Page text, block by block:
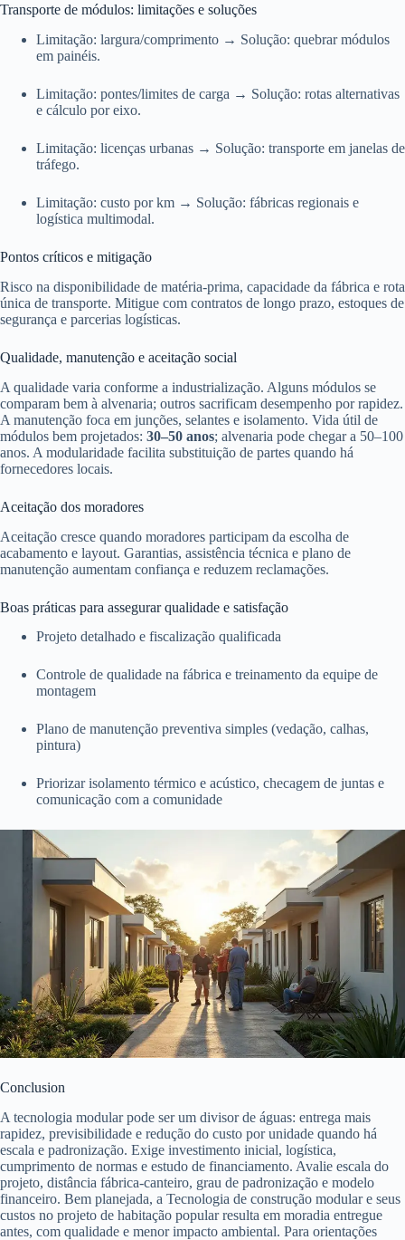
Transporte de módulos: limitações e soluções
Limitação: largura/comprimento → Solução: quebrar módulos
em painéis.
Limitação: pontes/limites de carga → Solução: rotas alternativas
e cálculo por eixo.
Limitação: licenças urbanas → Solução: transporte em janelas de
tráfego.
Limitação: custo por km → Solução: fábricas regionais e
logística multimodal.
Pontos críticos e mitigação
Risco na disponibilidade de matéria-prima, capacidade da fábrica e rota
única de transporte. Mitigue com contratos de longo prazo, estoques de
segurança e parcerias logísticas.
Qualidade, manutenção e aceitação social
A qualidade varia conforme a industrialização. Alguns módulos se
comparam bem à alvenaria; outros sacrificam desempenho por rapidez.
A manutenção foca em junções, selantes e isolamento. Vida útil de
módulos bem projetados: 30–50 anos; alvenaria pode chegar a 50–100
anos. A modularidade facilita substituição de partes quando há
fornecedores locais.
Aceitação dos moradores
Aceitação cresce quando moradores participam da escolha de
acabamento e layout. Garantias, assistência técnica e plano de
manutenção aumentam confiança e reduzem reclamações.
Boas práticas para assegurar qualidade e satisfação
Projeto detalhado e fiscalização qualificada
Controle de qualidade na fábrica e treinamento da equipe de
montagem
Plano de manutenção preventiva simples (vedação, calhas,
pintura)
Priorizar isolamento térmico e acústico, checagem de juntas e
comunicação com a comunidade
Conclusion
A tecnologia modular pode ser um divisor de águas: entrega mais
rapidez, previsibilidade e redução do custo por unidade quando há
escala e padronização. Exige investimento inicial, logística,
cumprimento de normas e estudo de financiamento. Avalie escala do
projeto, distância fábrica-canteiro, grau de padronização e modelo
financeiro. Bem planejada, a Tecnologia de construção modular e seus
custos no projeto de habitação popular resulta em moradia entregue
antes, com qualidade e menor impacto ambiental. Para orientações